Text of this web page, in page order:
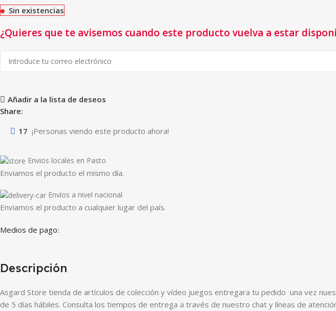
Sin existencias
¿Quieres que te avisemos cuando este producto vuelva a estar
Añadir a la lista de deseos
Share:
17 ¡Personas viendo este producto ahora!
Envios locales en Pasto
Enviamos el producto el mismo día.
Envíos a nivel nacional
Enviamos el producto a cualquier lugar del país.
Medios de pago:
Descripción
Asgard Store tienda de artículos de colección y vídeo juegos entregara tu pedido una vez
de 5 días hábiles. Consulta los tiempos de entrega a través de nuestro chat y líneas de